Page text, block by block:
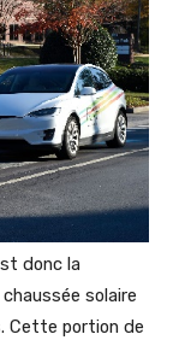
donc la
solaire
Cette portion de